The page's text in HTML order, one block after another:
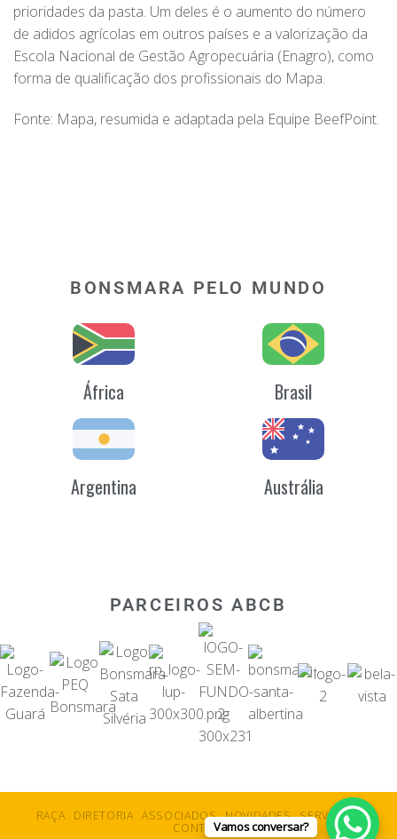
prioridades da pasta. Um deles é o aumento do número
de adidos agrícolas em outros países e a valorização da
Escola Nacional de Gestão Agropecuária (Enagro), como
forma de qualificação dos profissionais do Mapa.
Fonte: Mapa, resumida e adaptada pela Equipe BeefPoint.
BONSMARA PELO MUNDO
África Brasil
Argentina Austrália
PARCEIROS ABCB
RAÇA DIRETORIA ASSOCIADOS NOVIDADES SERVIÇOS
CONTATOVamos conversar?